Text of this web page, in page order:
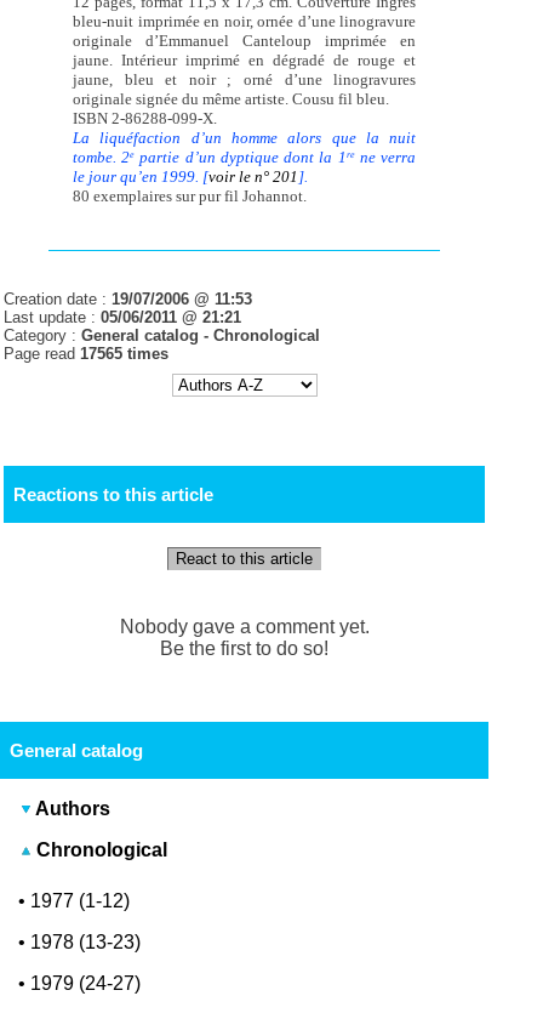
bleu-nuit imprimée en noir, ornée d’une linogravure
originale d’Emmanuel Canteloup imprimée en
jaune. Intérieur imprimé en dégradé de rouge et
jaune, bleu et noir ; orné d’une linogravures
originale signée du même artiste. Cousu fil bleu.
ISBN 2-86288-099-X.
La liquéfaction d’un homme alors que la nuit
tombe. 2e partie d’un dyptique dont la 1 rene verra
le jour qu’en 1999. [voir le n° 201 ].
80 exemplaires sur pur fil Johannot.
Creation date :19/07/2006 @ 11:53
Last update :05/06/2011 @ 21:21
Category :General catalog -Chronological
Page read17565 times
Reactions to this article
React to this article
Nobody gave a comment yet.
Be the first to do so!
General catalog
Authors
Chronological
• 1977 (1-12)
• 1978 (13-23)
• 1979 (24-27)